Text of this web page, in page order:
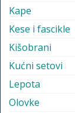
Kape
Kese i fascikle
Kišobrani
Kućni setovi
Lepota
Olovke